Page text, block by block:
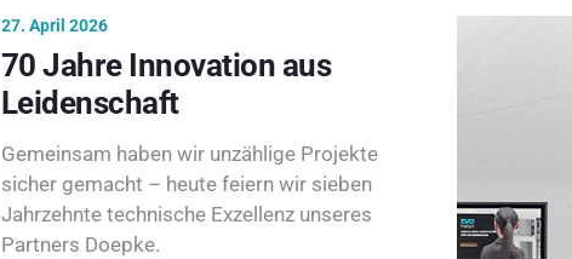
27. April 2026
70 Jahre Innovation aus
Leidenschaft
Gemeinsam haben wir unzählige Projekte
sicher gemacht – heute feiern wir sieben
Jahrzehnte technische Exzellenz unseres
Partners Doepke.